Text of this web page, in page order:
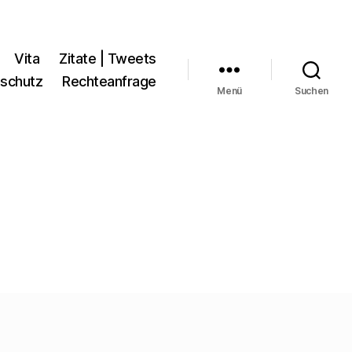
Vita
Zitate | Tweets
Rechteanfrage
Menü Suchen